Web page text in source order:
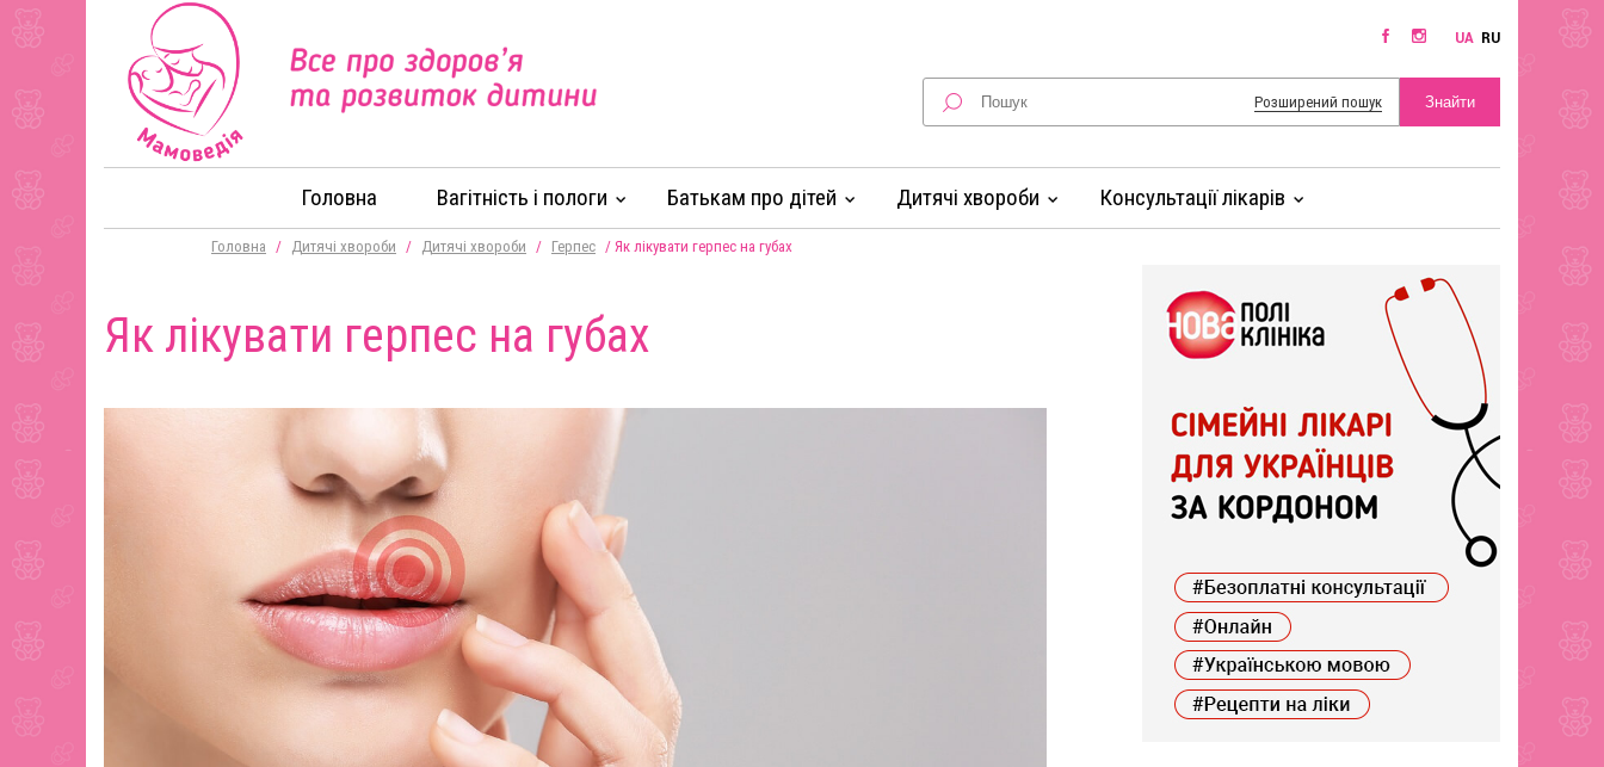
UA RU
Розширений пошук
Головна Вагітність і пологи Батькам про дітей Дитячі хвороби Консультації лікарів
Головна / Дитячі хвороби / Дитячі хвороби / Герпес / Як лікувати герпес на губах
Як лікувати герпес на губах